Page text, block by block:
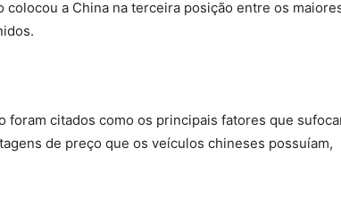
a China na terceira posição entre os
foram citados como os principais fatores que
de preço que os veículos chineses possuíam,